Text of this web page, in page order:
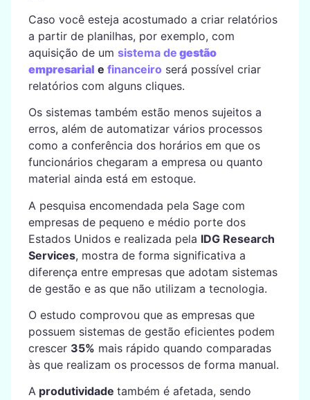
Caso você esteja acostumado a criar relatórios
a partir de planilhas, por exemplo, com
aquisição de um sistema de gestão
empresarial e financeiro será possível criar
relatórios com alguns cliques.
Os sistemas também estão menos sujeitos a
erros, além de automatizar vários processos
como a conferência dos horários em que os
funcionários chegaram a empresa ou quanto
material ainda está em estoque.
A pesquisa encomendada pela Sage com
empresas de pequeno e médio porte dos
Estados Unidos e realizada pela IDG Research
Services, mostra de forma significativa a
diferença entre empresas que adotam sistemas
de gestão e as que não utilizam a tecnologia.
O estudo comprovou que as empresas que
possuem sistemas de gestão eficientes podem
crescer 35% mais rápido quando comparadas
às que realizam os processos de forma manual.
Aprodutividade também é afetada, sendo